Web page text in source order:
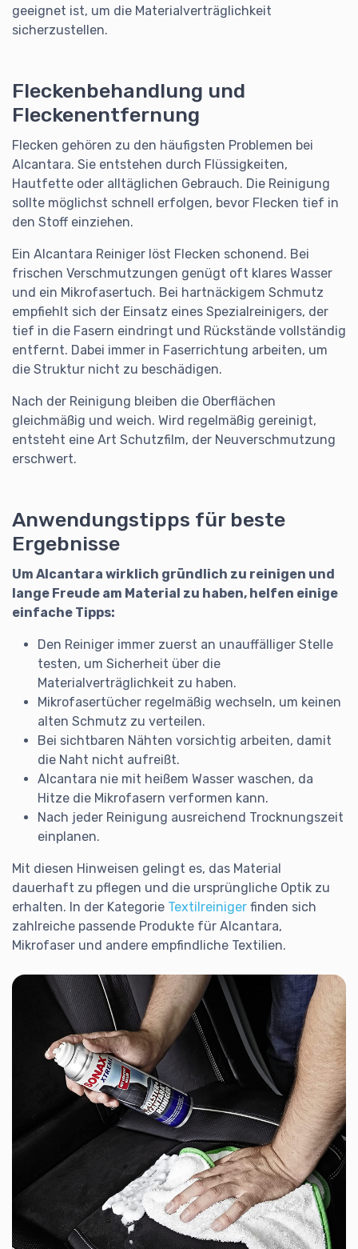
geeignet ist, um die Materialverträglichkeit
sicherzustellen.
Fleckenbehandlung und
Fleckenentfernung
Flecken gehören zu den häufigsten Problemen bei
Alcantara. Sie entstehen durch Flüssigkeiten,
Hautfette oder alltäglichen Gebrauch. Die Reinigung
sollte möglichst schnell erfolgen, bevor Flecken tief in
den Stoff einziehen.
Ein Alcantara Reiniger löst Flecken schonend. Bei
frischen Verschmutzungen genügt oft klares Wasser
und ein Mikrofasertuch. Bei hartnäckigem Schmutz
empfiehlt sich der Einsatz eines Spezialreinigers, der
tief in die Fasern eindringt und Rückstände vollständig
entfernt. Dabei immer in Faserrichtung arbeiten, um
die Struktur nicht zu beschädigen.
Nach der Reinigung bleiben die Oberflächen
gleichmäßig und weich. Wird regelmäßig gereinigt,
entsteht eine Art Schutzfilm, der Neuverschmutzung
erschwert.
Anwendungstipps für beste
Ergebnisse
Um Alcantara wirklich gründlich zu reinigen und
lange Freude am Material zu haben, helfen einige
einfache Tipps:
Den Reiniger immer zuerst an unauffälliger Stelle
testen, um Sicherheit über die
Materialverträglichkeit zu haben.
Mikrofasertücher regelmäßig wechseln, um keinen
alten Schmutz zu verteilen.
Bei sichtbaren Nähten vorsichtig arbeiten, damit
die Naht nicht aufreißt.
Alcantara nie mit heißem Wasser waschen, da
Hitze die Mikrofasern verformen kann.
Nach jeder Reinigung ausreichend Trocknungszeit
einplanen.
Mit diesen Hinweisen gelingt es, das Material
dauerhaft zu pflegen und die ursprüngliche Optik zu
erhalten. In der Kategorie Textilreiniger finden sich
zahlreiche passende Produkte für Alcantara,
Mikrofaser und andere empfindliche Textilien.